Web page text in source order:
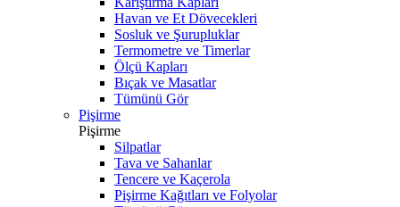
Havan ve Et Dövecekleri
Sosluk ve Şurupluklar
Termometre ve Timerlar
Ölçü Kapları
Bıçak ve Masatlar
Tümünü Gör
Pişirme
Pişirme
Silpatlar
Tava ve Sahanlar
Tencere ve Kaçerola
Pişirme Kağıtları ve Folyolar